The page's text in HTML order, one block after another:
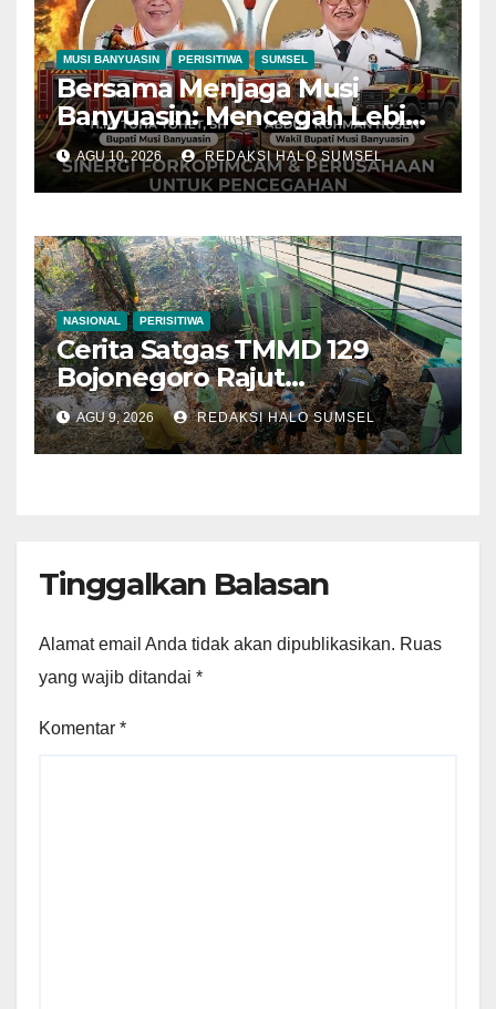
MUSI BANYUASIN PERISITIWA SUMSEL
Bersama Menjaga Musi
Banyuasin: Mencegah Lebih
Baik daripada Memadamkan
AGU 10, 2026 REDAKSI HALO SUMSEL
NASIONAL PERISITIWA
Cerita Satgas TMMD 129
Bojonegoro Rajut
Kebersamaan di Jembatan
Brang Etan
AGU 9, 2026 REDAKSI HALO SUMSEL
Tinggalkan Balasan
Alamat email Anda tidak akan dipublikasikan. Ruas
yang wajib ditandai *
Komentar *